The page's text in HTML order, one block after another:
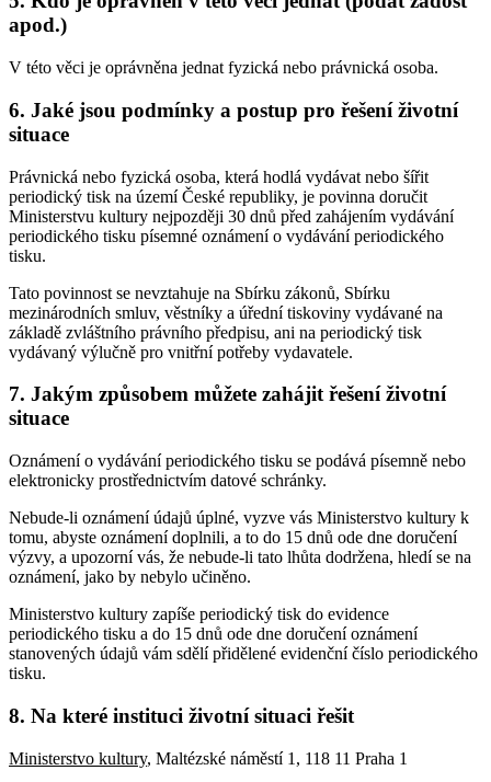
apod.)
V této věci je oprávněna jednat fyzická nebo právnická osoba.
6. Jaké jsou podmínky a postup pro řešení životní
situace
Právnická nebo fyzická osoba, která hodlá vydávat nebo šířit
periodický tisk na území České republiky, je povinna doručit
Ministerstvu kultury nejpozději 30 dnů před zahájením vydávání
periodického tisku písemné oznámení o vydávání periodického
tisku.
Tato povinnost se nevztahuje na Sbírku zákonů, Sbírku
mezinárodních smluv, věstníky a úřední tiskoviny vydávané na
základě zvláštního právního předpisu, ani na periodický tisk
vydávaný výlučně pro vnitřní potřeby vydavatele.
7. Jakým způsobem můžete zahájit řešení životní
situace
Oznámení o vydávání periodického tisku se podává písemně nebo
elektronicky prostřednictvím datové schránky.
Nebude-li oznámení údajů úplné, vyzve vás Ministerstvo kultury k
tomu, abyste oznámení doplnili, a to do 15 dnů ode dne doručení
výzvy, a upozorní vás, že nebude-li tato lhůta dodržena, hledí se na
oznámení, jako by nebylo učiněno.
Ministerstvo kultury zapíše periodický tisk do evidence
periodického tisku a do 15 dnů ode dne doručení oznámení
stanovených údajů vám sdělí přidělené evidenční číslo periodického
tisku.
8. Na které instituci životní situaci řešit
Ministerstvo kultury, Maltézské náměstí 1, 118 11 Praha 1